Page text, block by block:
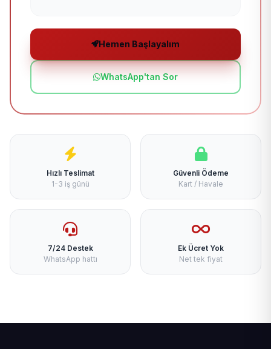
Hemen Başlayalım
WhatsApp'tan Sor
Hızlı Teslimat
1-3 iş günü
Güvenli Ödeme
Kart / Havale
7/24 Destek
WhatsApp hattı
Ek Ücret Yok
Net tek fiyat